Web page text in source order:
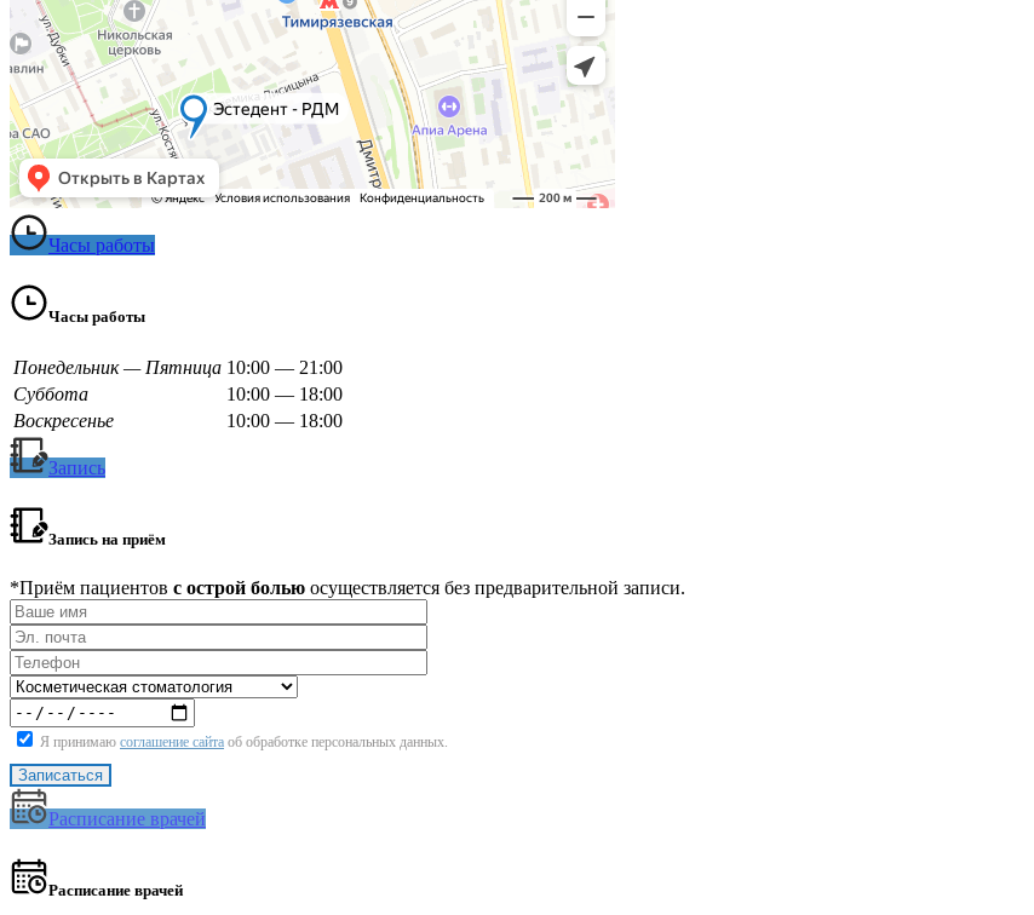
Часы работы
Часы работы
Понедельник — Пятница 10:00 — 21:00
Суббота
10:00 — 18:00
Воскресенье
10:00 — 18:00
Запись
Запись на приём
*Приём пациентов с острой болью осуществляется без предварительной записи.
Я принимаю соглашение сайта об обработке персональных данных.
Расписание врачей
Расписание врачей